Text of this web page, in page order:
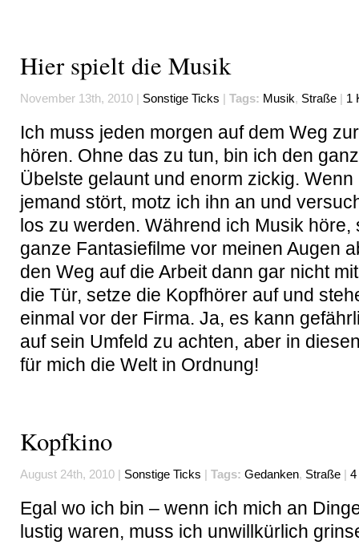
Hier spielt die Musik
November 13th, 2010 | Sonstige Ticks | Tags: Musik, Straße | 1
Ich muss jeden morgen auf dem Weg
hören. Ohne das zu tun, bin ich den
Übelste gelaunt und enorm zickig. Wenn
jemand stört, motz ich ihn an und
los zu werden. Während ich Musik höre,
ganze Fantasiefilme vor meinen Augen
den Weg auf die Arbeit dann gar nicht
die Tür, setze die Kopfhörer auf und
einmal vor der Firma. Ja, es kann
auf sein Umfeld zu achten, aber in
für mich die Welt in Ordnung!
Kopfkino
August 24th, 2010 | Sonstige Ticks | Tags: Gedanken, Straße | 4
Egal wo ich bin – wenn ich mich an
lustig waren, muss ich unwillkürlich